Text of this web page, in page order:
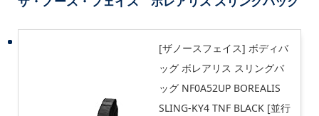
[ザノースフェイス] ボディバ
ッグ ボレアリス スリングバ
ッグ NF0A52UP BOREALIS
SLING-KY4 TNF BLACK [並行